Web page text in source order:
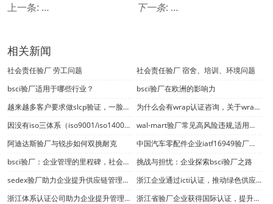
上一条:
bsci验厂：企业管理的里程碑，社会责任的体现
下一条: 为什么说验厂咨询是全
相关新闻
社会责任验厂 劳工问题
社会责任验厂 宿舍、培训、环境问题
bsci验厂适用于哪些行业？
bsci验厂在欧洲的影响力
越来越多客户要求做slcp验证，一脸茫然的你怎么办？
为什么会有wrap认证咨询，关于wrap认证你了解多少？
因没有iso三体系（iso9001/iso14001/iso45001）验厂认证证书而错失项目中标何其多
wal-mart验厂常见高风险违规,适用于wm es 2006版
阿迪达斯验厂与锐步如何双挑耐克
中国汽车零配件企业iatf16949验厂认证开始审核
bsci验厂：企业管理的里程碑，社会责任的体现
挑战与担忧：企业探索bsci验厂之路
sedex验厂助力企业提升供应链管理水平，确保产品质量与安全
浙江企业通过icti认证，推动绿色供应链发展
浙江体系认证公司助力企业提升管理水平，推动行业高质量发展
浙江省验厂企业获得国际认证，提升品牌影响力和市场竞争力